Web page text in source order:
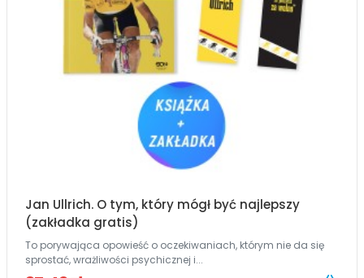
Jan Ullrich. O tym, który mógł być najlepszy
(zakładka gratis)
To porywająca opowieść o oczekiwaniach, którym nie da się
sprostać, wrażliwości psychicznej i...